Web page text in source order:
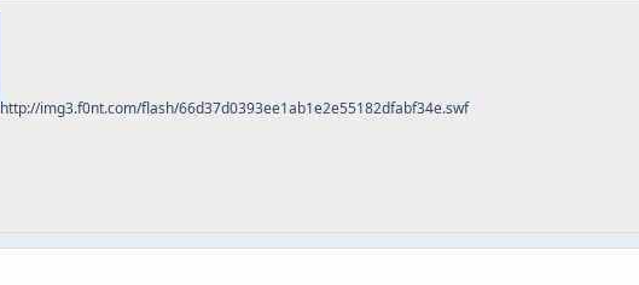
http://img3.f0nt.com/flash/66d37d0393ee1ab1e2e55182dfabf34e.swf